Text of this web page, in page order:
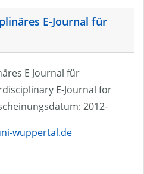
E-Journal für
E Journal für
E-Journal for
2012-
wuppertal.de